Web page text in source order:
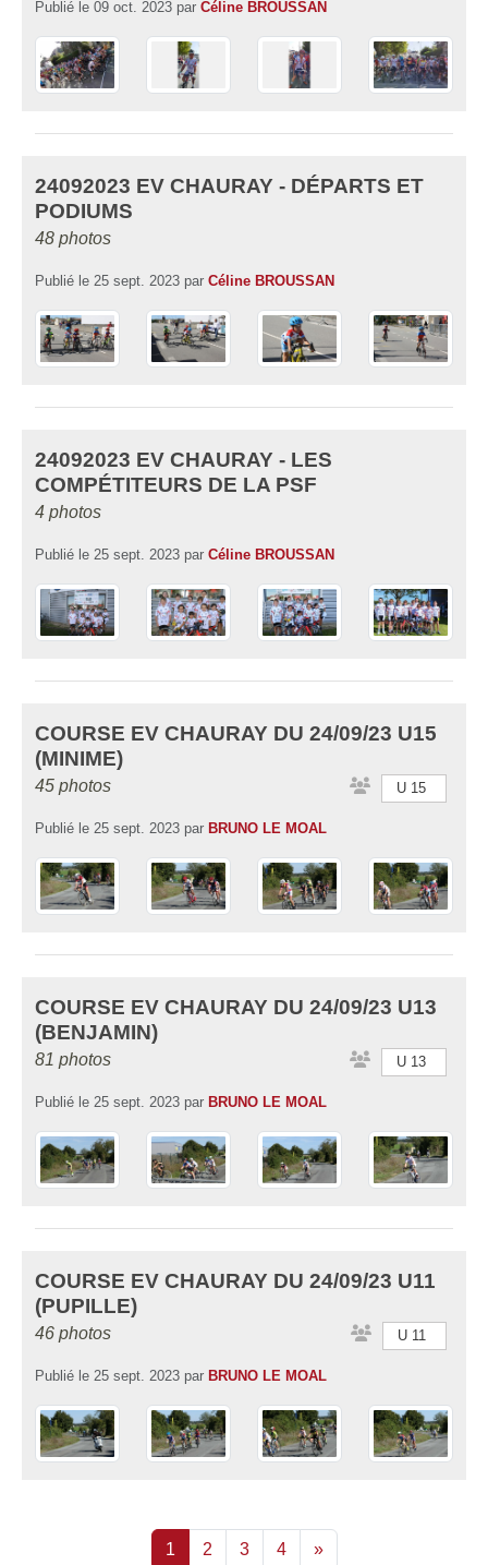
Publié le 09 oct. 2023 par Céline BROUSSAN
24092023 EV CHAURAY - DÉPARTS ET
PODIUMS
48 photos
Publié le 25 sept. 2023 par Céline BROUSSAN
24092023 EV CHAURAY - LES
COMPÉTITEURS DE LA PSF
4 photos
Publié le 25 sept. 2023 par Céline BROUSSAN
COURSE EV CHAURAY DU 24/09/23 U15
(MINIME)
45 photos U 15
Publié le 25 sept. 2023 par BRUNO LE MOAL
COURSE EV CHAURAY DU 24/09/23 U13
(BENJAMIN)
81 photos U 13
Publié le 25 sept. 2023 par BRUNO LE MOAL
COURSE EV CHAURAY DU 24/09/23 U11
(PUPILLE)
46 photos U 11
Publié le 25 sept. 2023 par BRUNO LE MOAL
1 2 3 4 »